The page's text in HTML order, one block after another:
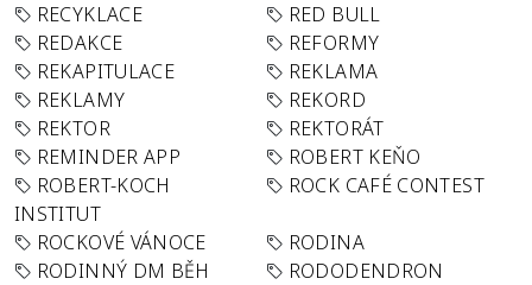
RECYKLACE
RED BULL
REDAKCE
REFORMY
REKAPITULACE
REKLAMA
REKLAMY
REKORD
REKTOR
REKTORÁT
REMINDER APP
ROBERT KEŇO
ROBERT-KOCH
INSTITUT
ROCK CAFÉ CONTEST
ROCKOVÉ VÁNOCE
RODINA
RODINNÝ DM BĚH
RODODENDRON